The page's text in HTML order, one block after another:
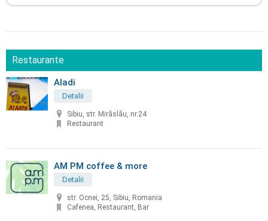
Restaurante
Aladi
Detalii
Sibiu, str. Mirăslău, nr.24
Restaurant
AM PM coffee & more
Detalii
str. Ocnei, 25, Sibiu, Romania
Cafenea, Restaurant, Bar